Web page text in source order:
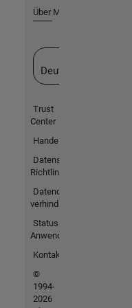
Über MathWorks
Deutschland
Trust
Center
Handelsmarken
Datenschutz-
Richtlinien
Datendiebstahl
verhindern
Status von
Anwendungen
Kontakt
©
1994-
2026